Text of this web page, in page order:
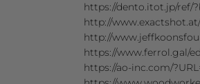
https://dento.itot.jp/ref/
http://
http://
https://www.ferrol.gal/
https://ao-inc.com/